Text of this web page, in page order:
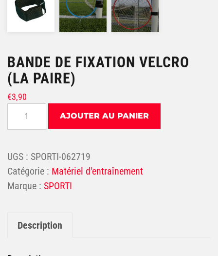
BANDE DE FIXATION VELCRO
(LA PAIRE)
€3,90
quantité de Bande de fixation velcro (la paire)
AJOUTER AU PANIER
UGS : SPORTI-062719
Catégorie : Matériel d'entraînement
SPORTI
Description